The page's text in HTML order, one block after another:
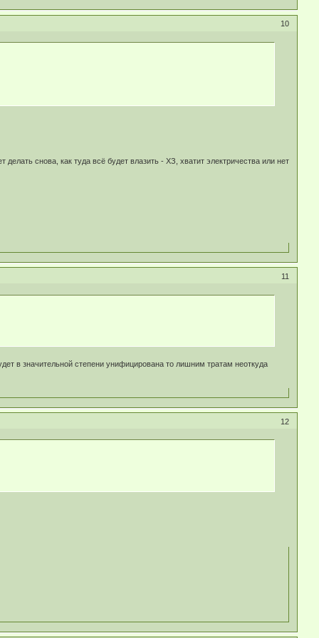
10
снова, как туда всё будет влазить - ХЗ, хватит электричества или нет
11
в значительной степени унифицирована то лишним тратам неоткуда
12